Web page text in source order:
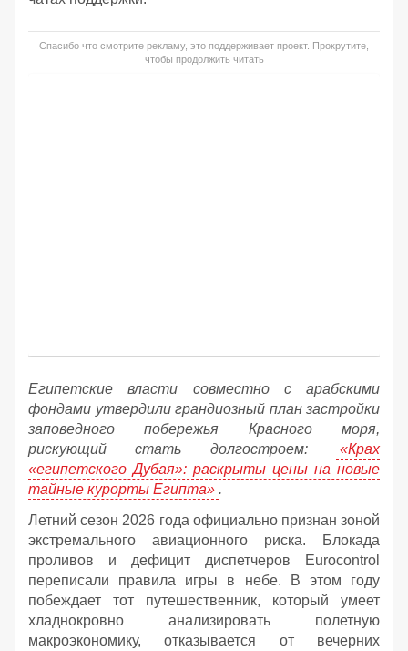
Спасибо что смотрите рекламу, это поддерживает проект. Прокрутите,
чтобы продолжить читать
Египетские власти совместно с арабскими
фондами утвердили грандиозный план застройки
заповедного побережья Красного моря,
рискующий стать долгостроем:
«Крах
«eгипетского Дубая»: раскрыты цены на новые
тайные курорты Египта» .
Летний сезон 2026 года официально признан зоной
экстремального авиационного риска. Блокада
проливов и дефицит диспетчеров Eurocontrol
переписали правила игры в небе. В этом году
побеждает тот путешественник, который умеет
хладнокровно анализировать полетную
макроэкономику, отказывается от вечерних